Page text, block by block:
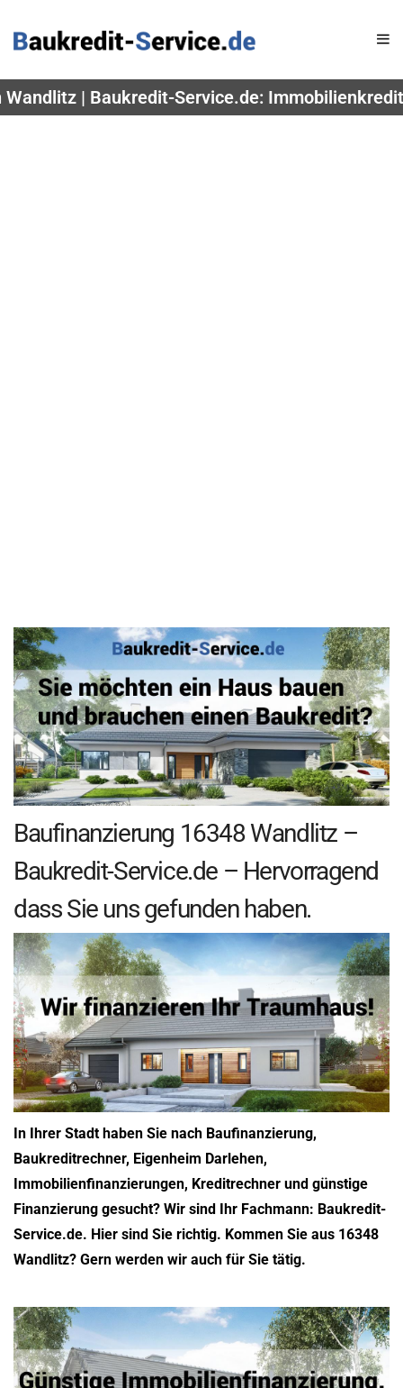
| Baukredit-Service.de:
Baufinanzierung 16348 Wandlitz –
Baukredit-Service.de – Hervorragend
dass Sie uns gefunden haben.
In Ihrer Stadt haben Sie nach Baufinanzierung,
Baukreditrechner, Eigenheim Darlehen,
Immobilienfinanzierungen, Kreditrechner und günstige
Finanzierung gesucht? Wir sind Ihr Fachmann: Baukredit-
Service.de. Hier sind Sie richtig. Kommen Sie aus 16348
Wandlitz? Gern werden wir auch für Sie tätig.